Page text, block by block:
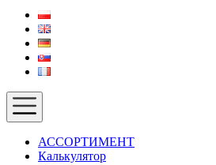
АССОРТИМЕНТ
Калькулятор